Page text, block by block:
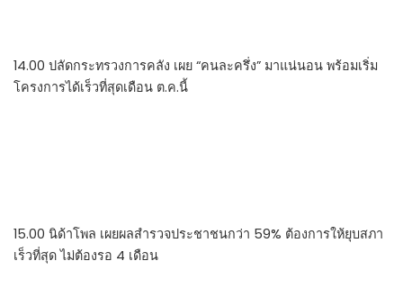
14.00 ปลัดกระทรวงการคลัง เผย “คนละครึ่ง” มาแน่นอน พร้อมเริ่ม
โครงการได้เร็วที่สุดเดือน ต.ค.นี้
15.00 นิด้าโพล เผยผลสำรวจประชาชนกว่า 59% ต้องการให้ยุบสภา
เร็วที่สุด ไม่ต้องรอ 4 เดือน